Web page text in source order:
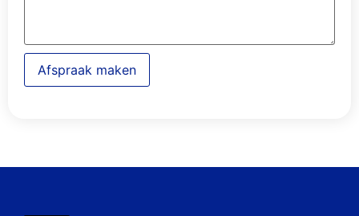
Afspraak maken